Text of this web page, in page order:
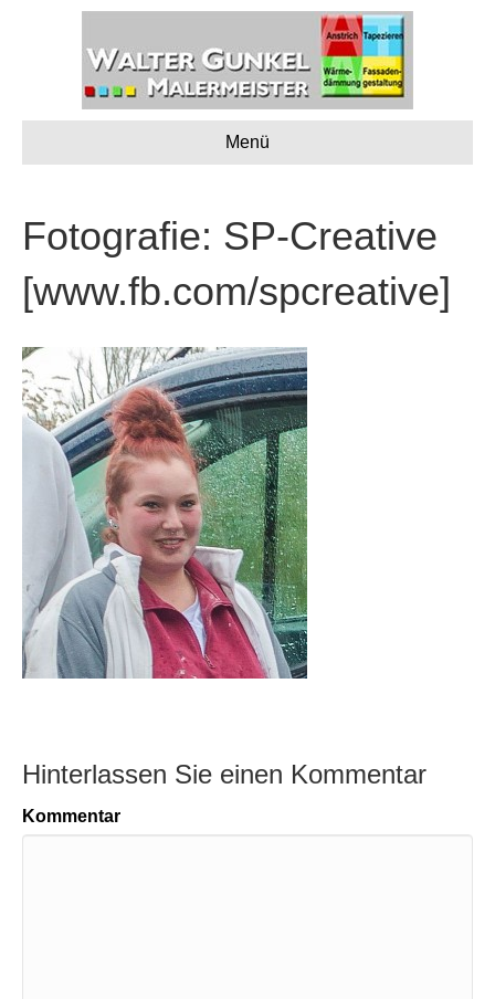
Menü
Fotografie: SP-Creative
[www.fb.com/spcreative]
Hinterlassen Sie einen Kommentar
Kommentar